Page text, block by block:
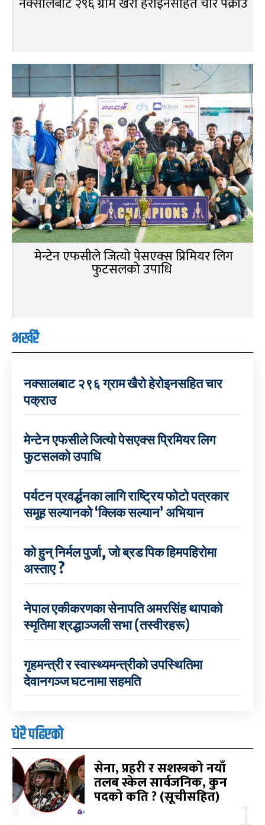
मेन्टेन एफसीले जित्यो पेसएक्स प्रिमियर लिग
फुटसलको उपाधि
भर्खरै
नक्सालबाट २९६ ग्राम खैरो हेरोइनसहित चार
पक्राउ
मेन्टेन एफसीले जित्यो पेसएक्स प्रिमियर लिग
फुटसलको उपाधि
पर्यटन प्रवर्द्धनका लागि राष्ट्रिय फोटो पत्रकार
समूह सल्यानको ‘क्लिक सल्यान’ अभियान
को हुन् निर्मल पुर्जा, जो ब्रड पिक हिमपहिरोमा
अस्ताए ?
नेपाल एकीकरणका सेनापति अमरसिंह थापाको
स्मृतिमा श्रद्धाञ्जली सभा (तस्वीरहरू)
गृहमन्त्री र स्वास्थ्यमन्त्रीको उपस्थितिमा
देवानगञ्ज घटनामा सहमति
धेरै पढिएको
सेना, प्रहरी र सशस्त्रको नयाँ
तलब स्केल सार्वजनिक, कुन
पदको कति ? (सूचीसहित)